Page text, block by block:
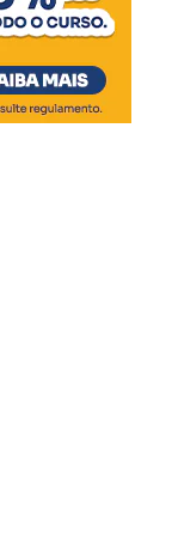
e R$ 34,2
que
durante a
obras
do Sul) –
normalidade,
das chuvas